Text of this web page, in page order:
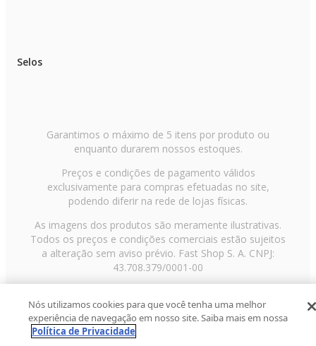
Selos
Garantimos o máximo de 5 itens por produto ou
enquanto durarem nossos estoques.
Preços e condições de pagamento válidos
exclusivamente para compras efetuadas no site,
podendo diferir na rede de lojas físicas.
As imagens dos produtos são meramente ilustrativas.
Todos os preços e condições comerciais estão sujeitos
a alteração sem aviso prévio. Fast Shop S. A. CNPJ:
43.708.379/0001-00
Paulo/SP, CEP 02029-001, Telefone: 11 3003-3728 ©
2013 Fast Shop - Todos os direitos reservadosRF
Nós utilizamos cookies para que você tenha uma melhor
experiência de navegação em nosso site. Saiba mais em nossa
Política de Privacidade